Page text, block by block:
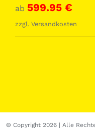
ab 599.95 €
zzgl. Versandkosten
© Copyright 2026 | Alle